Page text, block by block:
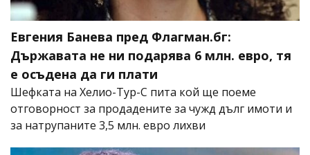
Евгения Банева пред Флагман.бг:
Държавата не ни подарява 6 млн. евро, тя
е осъдена да ги плати
Шефката на Хелио-Тур-С пита кой ще поеме
отговорност за продадените за чужд дълг имоти и
за натрупаните 3,5 млн. евро лихви